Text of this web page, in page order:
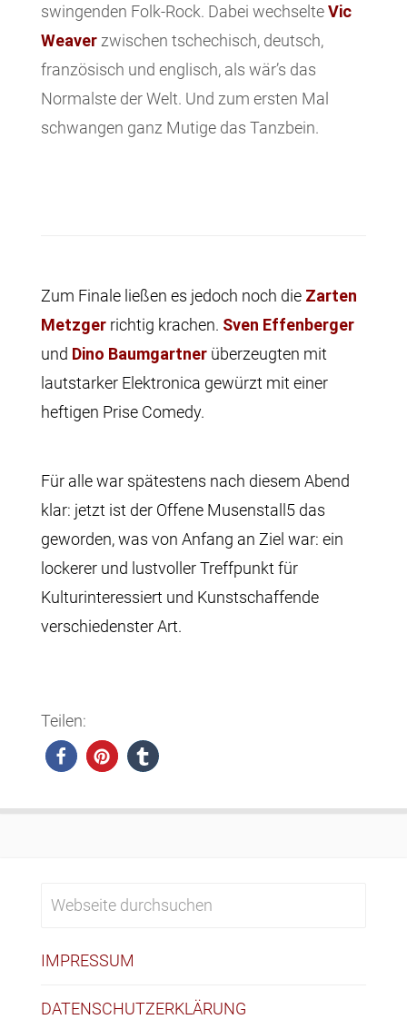
swingenden Folk-Rock. Dabei wechselteVic
Weaverzwischen tschechisch, deutsch,
französisch und englisch, als wär’s das
Normalste der Welt. Und zum ersten Mal
schwangen ganz Mutige das Tanzbein.
Zum Finale ließen es jedoch noch die Zarten
Metzgerrichtig krachen. Sven Effenberger
und Dino Baumgartnerüberzeugten mit
lautstarker Elektronica gewürzt mit einer
heftigen Prise Comedy.
Für alle war spätestens nach diesem Abend
klar: jetzt ist der Offene Musenstall5 das
geworden, was von Anfang an Ziel war: ein
lockerer und lustvoller Treffpunkt für
Kulturinteressiert und Kunstschaffende
verschiedenster Art.
Teilen:
IMPRESSUM
DATENSCHUTZERKLÄRUNG